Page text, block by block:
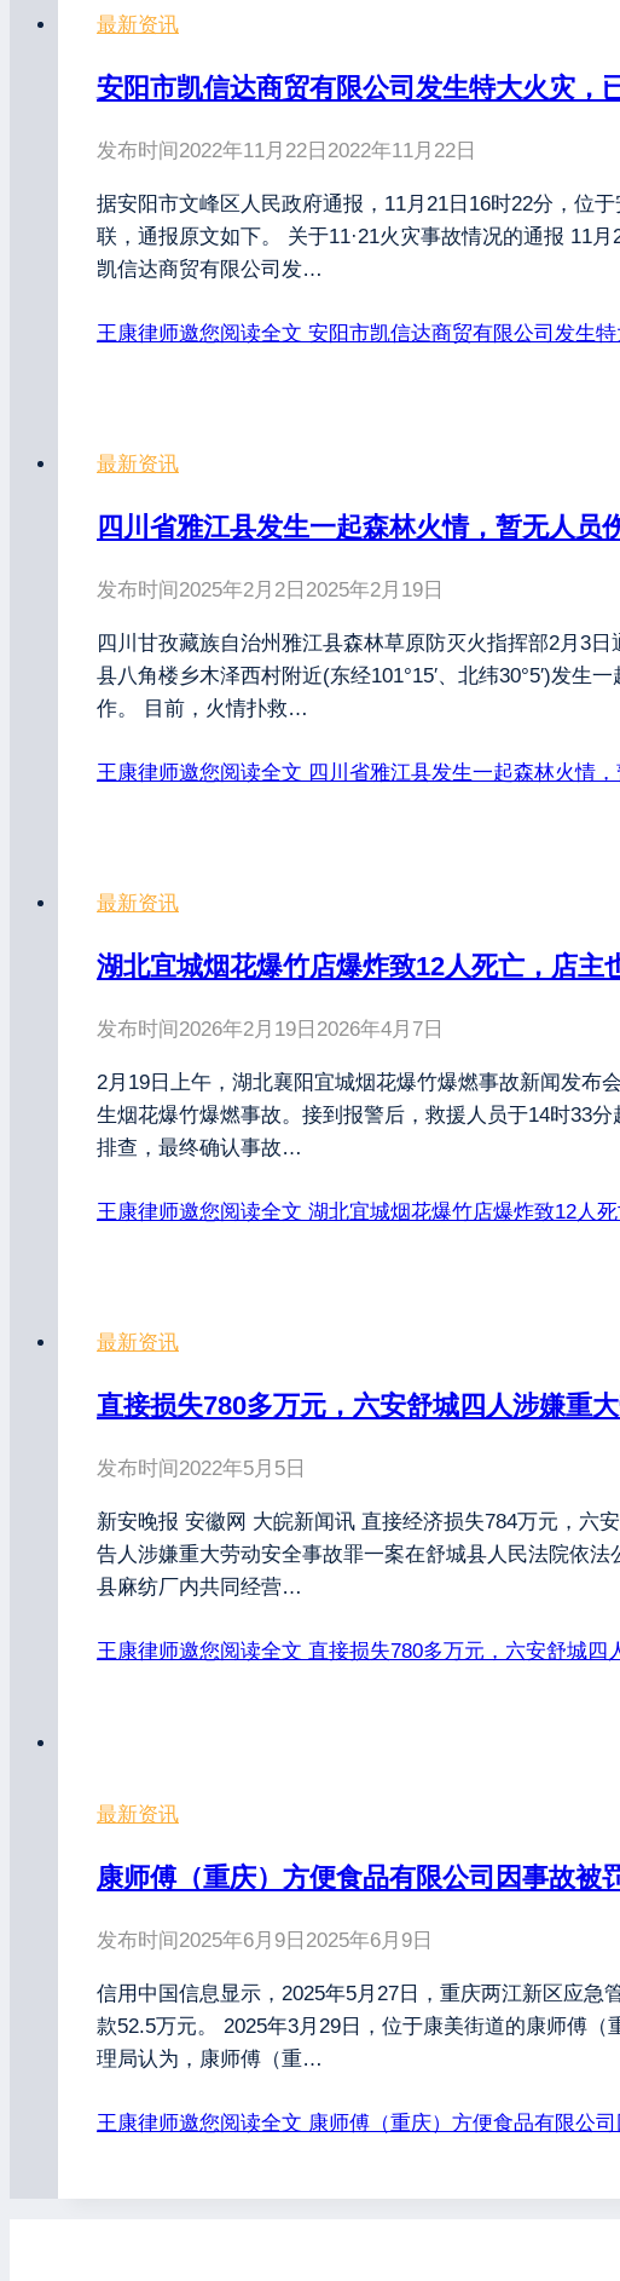
最新资讯
安阳市凯信达商贸有限公司发生特大火灾，
发布时间 2022年11月22日 2022年11月22日
据安阳市文峰区人民政府通报，11月21日16时22分，位
联，通报原文如下。 关于11·21火灾事故情况的通报 11
凯信达商贸有限公司发…
王康律师邀您阅读全文 安阳市凯信达商贸有限公司发生
最新资讯
四川省雅江县发生一起森林火情，暂无人员
发布时间 2025年2月2日 2025年2月19日
四川甘孜藏族自治州雅江县森林草原防灭火指挥部2月3
县八角楼乡木泽西村附近(东经101°15′、北纬30°5′)发
作。 目前，火情扑救…
王康律师邀您阅读全文 四川省雅江县发生一起森林火情
最新资讯
湖北宜城烟花爆竹店爆炸致12人死亡，店主
发布时间 2026年2月19日 2026年4月7日
2月19日上午，湖北襄阳宜城烟花爆竹爆燃事故新闻发布
生烟花爆竹爆燃事故。接到报警后，救援人员于14时33
排查，最终确认事故…
王康律师邀您阅读全文 湖北宜城烟花爆竹店爆炸致12人
最新资讯
直接损失780多万元，六安舒城四人涉嫌重
发布时间 2022年5月5日
新安晚报 安徽网 大皖新闻讯 直接经济损失784万元，六
告人涉嫌重大劳动安全事故罪一案在舒城县人民法院依
县麻纺厂内共同经营…
王康律师邀您阅读全文 直接损失780多万元，六安舒城四
最新资讯
康师傅（重庆）方便食品有限公司因事故被
发布时间 2025年6月9日 2025年6月9日
信用中国信息显示，2025年5月27日，重庆两江新区应
款52.5万元。 2025年3月29日，位于康美街道的康师傅
理局认为，康师傅（重…
王康律师邀您阅读全文 康师傅（重庆）方便食品有限公